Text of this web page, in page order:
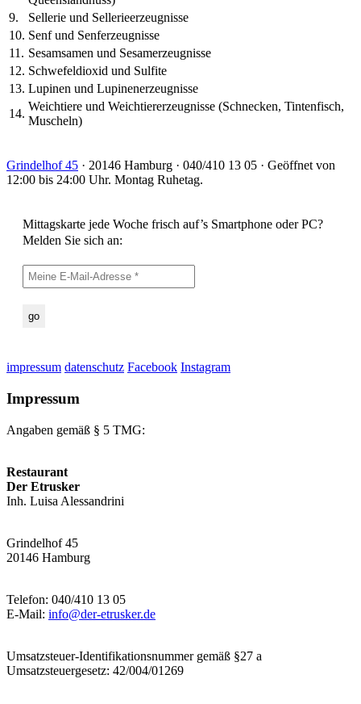
9.
Sellerie und Sellerieerzeugnisse
10. Senf und Senferzeugnisse
11. Sesamsamen und Sesamerzeugnisse
12. Schwefeldioxid und Sulfite
13. Lupinen und Lupinenerzeugnisse
14.
Weichtiere und Weichtiererzeugnisse (Schnecken, Tintenfisch,
Muscheln)
Grindelhof 45 · 20146 Hamburg · 040/410 13 05 · Geöffnet von
12:00 bis 24:00 Uhr. Montag Ruhetag.
Mittagskarte jede Woche frisch auf’s Smartphone oder PC?
Melden Sie sich an:
impressum datenschutz Facebook Instagram
Impressum
Angaben gemäß § 5 TMG:
Restaurant
Der Etrusker
Inh. Luisa Alessandrini
Grindelhof 45
20146 Hamburg
Telefon: 040/410 13 05
E-Mail: info@der-etrusker.de
Umsatzsteuer-Identifikationsnummer gemäß §27 a
Umsatzsteuergesetz: 42/004/01269